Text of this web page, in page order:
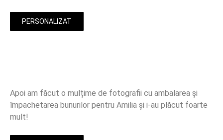
PERSONALIZAT
Apoi am făcut o mulțime de fotografii cu ambalarea și
împachetarea bunurilor pentru Amilia și i-au plăcut foarte
mult!